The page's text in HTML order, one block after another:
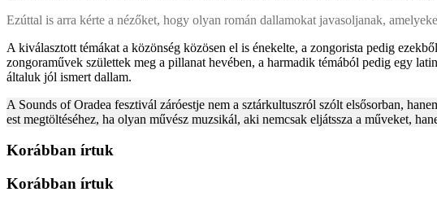
Ezúttal is arra kérte a nézőket, hogy olyan román dallamokat javasoljanak,
A kiválasztott témákat a közönség közösen el is énekelte, a zongorista pedig
zongoraművek születtek meg a pillanat hevében, a harmadik témából pedig egy
általuk jól ismert dallam.
A Sounds of Oradea fesztivál záróestje nem a sztárkultuszról szólt elsősorban,
est megtöltéséhez, ha olyan művész muzsikál, aki nemcsak eljátssza a műveket,
Korábban írtuk
Korábban írtuk